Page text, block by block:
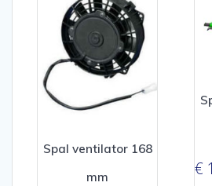
Spal ventilator 168
mm
€